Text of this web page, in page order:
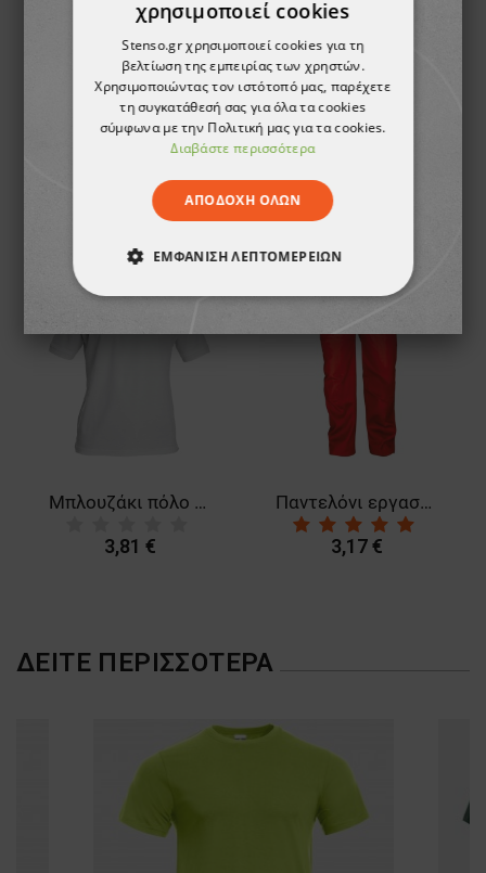
Μπουφάν εργασίας BG ASIMO RED
7,60 € 1,91 €
ТΟ ΠΡΟΪΌΝ ΈΧΕΙ
Μπλουζάκι πόλο SIFAKA WHITE
3,81 €
ТΟ ΠΡΟΪΌΝ ΈΧΕΙ
ΕΞΑΝΤΛΗΘΕΊ
Παντελόνι εργασίας HADES-S RED
3,17 €
ΔΕΊΤΕ ΠΕΡΙΣΣΌΤΕΡΑ
χρησιμοποιεί cookies
Stenso.gr χρησιμοποιεί cookies για τη
βελτίωση της εμπειρίας των χρηστών.
Χρησιμοποιώντας τον ιστότοπό μας, παρέχετε
τη συγκατάθεσή σας για όλα τα cookies
σύμφωνα με την Πολιτική μας για τα cookies.
Διαβάστε περισσότερα
ΑΠΟΔΟΧΉ ΌΛΩΝ
ΕΜΦΆΝΙΣΗ ΛΕΠΤΟΜΕΡΕΙΏΝ
ΑΠΟΛΎΤΩΣ ΑΠΑΡΑΊΤΗΤΑ
ΑΠΌΔΟΣΗΣ ΣΤΌΧΕΥΣΗΣ